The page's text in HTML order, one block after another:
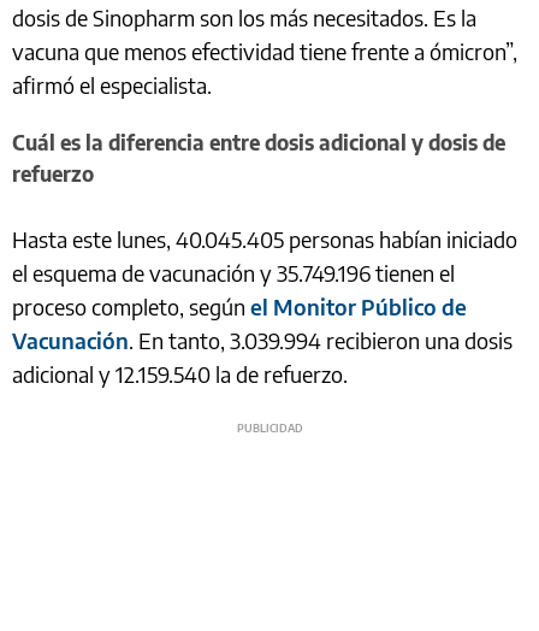
dosis de Sinopharm son los más necesitados. Es la
vacuna que menos efectividad tiene frente a ómicron”,
afirmó el especialista.
Cuál es la diferencia entre dosis adicional y dosis de
refuerzo
Hasta este lunes, 40.045.405 personas habían iniciado
el esquema de vacunación y 35.749.196 tienen el
proceso completo, según el Monitor Público de
Vacunación. En tanto, 3.039.994 recibieron una dosis
adicional y 12.159.540 la de refuerzo.